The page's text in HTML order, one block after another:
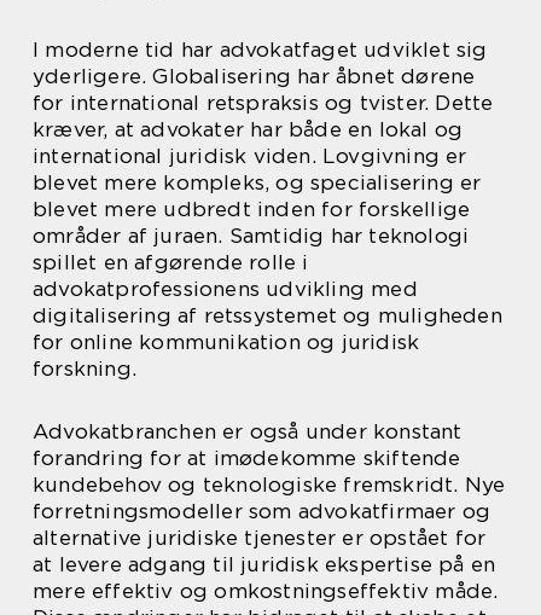
I moderne tid har advokatfaget udviklet sig
yderligere. Globalisering har åbnet dørene
for international retspraksis og tvister. Dette
kræver, at advokater har både en lokal og
international juridisk viden. Lovgivning er
blevet mere kompleks, og specialisering er
blevet mere udbredt inden for forskellige
områder af juraen. Samtidig har teknologi
spillet en afgørende rolle i
advokatprofessionens udvikling med
digitalisering af retssystemet og muligheden
for online kommunikation og juridisk
forskning.
Advokatbranchen er også under konstant
forandring for at imødekomme skiftende
kundebehov og teknologiske fremskridt. Nye
forretningsmodeller som advokatfirmaer og
alternative juridiske tjenester er opstået for
at levere adgang til juridisk ekspertise på en
mere effektiv og omkostningseffektiv måde.